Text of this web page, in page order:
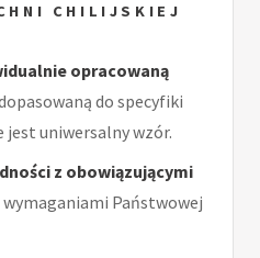
CHILIJSKIEJ
opracowaną
do specyfiki
uniwersalny wzór.
z obowiązującymi
Państwowej